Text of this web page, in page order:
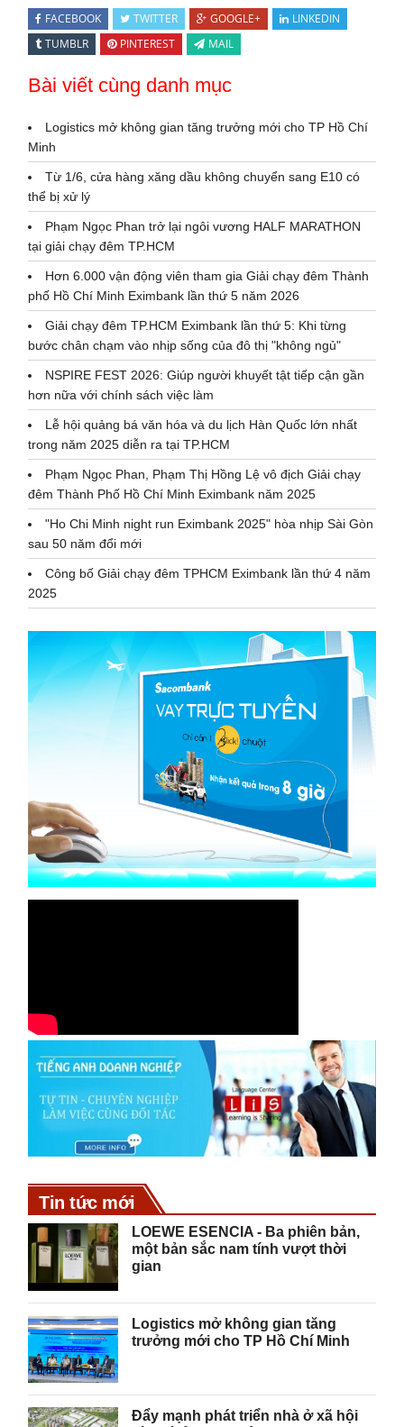
FACEBOOK TWITTER GOOGLE+
LINKEDIN
TUMBLR
PINTEREST MAIL
Bài viết cùng danh mục
Logistics mở không gian tăng trưởng mới cho TP Hồ Chí
Minh
Từ 1/6, cửa hàng xăng dầu không chuyển sang E10 có
thể bị xử lý
Phạm Ngọc Phan trở lại ngôi vương HALF MARATHON
tại giải chạy đêm TP.HCM
Hơn 6.000 vận động viên tham gia Giải chạy đêm Thành
phố Hồ Chí Minh Eximbank lần thứ 5 năm 2026
Giải chạy đêm TP.HCM Eximbank lần thứ 5: Khi từng
bước chân chạm vào nhịp sống của đô thị "không ngủ"
NSPIRE FEST 2026: Giúp người khuyết tật tiếp cận gần
hơn nữa với chính sách việc làm
Lễ hội quảng bá văn hóa và du lịch Hàn Quốc lớn nhất
trong năm 2025 diễn ra tại TP.HCM
Phạm Ngọc Phan, Phạm Thị Hồng Lệ vô địch Giải chạy
đêm Thành Phố Hồ Chí Minh Eximbank năm 2025
"Ho Chi Minh night run Eximbank 2025" hòa nhịp Sài Gòn
sau 50 năm đổi mới
Công bố Giải chạy đêm TPHCM Eximbank lần thứ 4 năm
2025
Tin tức mới
LOEWE ESENCIA - Ba phiên bản,
một bản sắc nam tính vượt thời
gian
Logistics mở không gian tăng
trưởng mới cho TP Hồ Chí Minh
Đẩy mạnh phát triển nhà ở xã hội